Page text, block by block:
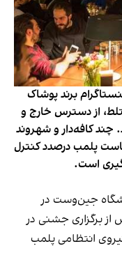
برند پوشاک
از دسترس خارج و
چند کافه‌‌دار و شهروند
پلمب درصدد کنترل
است.
جین‌وست در
شنبه ۱۹ مهر و پس از برگزاری جشنی در
انتظامی پلمب